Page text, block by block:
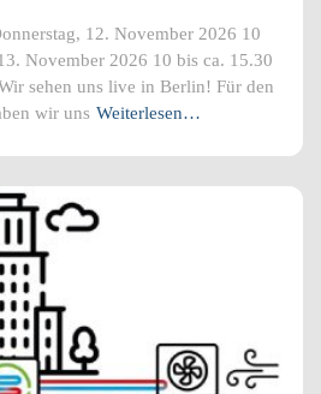
12. November 2026 10
November 2026 10 bis ca. 15.30
sehen uns live in Berlin! Für den
wir uns Weiterlesen…